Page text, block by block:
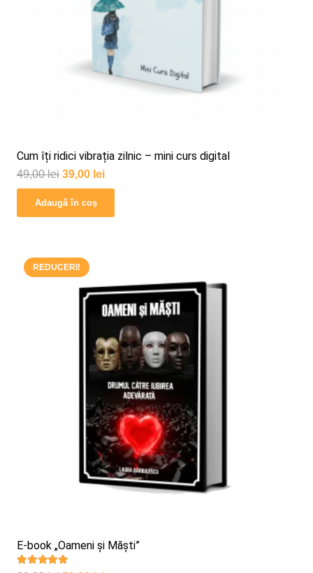
Cum îți ridici vibrația zilnic – mini curs digital
49,00lei Prețul
39,00 leiPrețul
curent
este:
Adaugă în coș
REDUCERI!
E-book „Oameni și Măști”
Evaluat la 5.00 din 5